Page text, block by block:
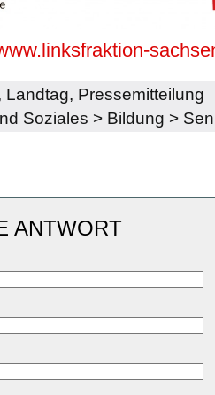
Landtag, Pressemitteilung
Soziales > Bildung >
ANTWORT